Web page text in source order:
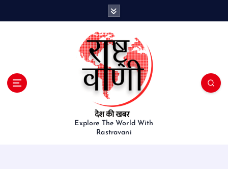
Explore The World With
Rastravani